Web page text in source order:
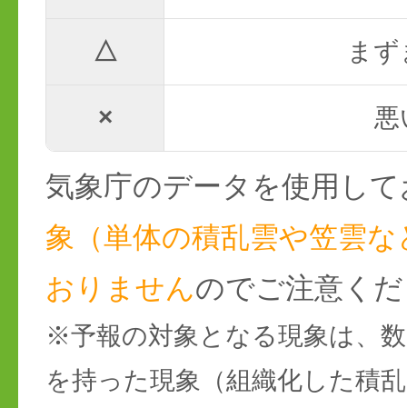
△ ま
× 悪
気象庁のデータを使用し
象（単体の積乱雲や笠雲
おりませんのでご注意く
※予報の対象となる現象は、
を持った現象（組織化した積